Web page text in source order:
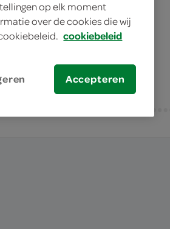
op elk moment
over de cookies die wij
cookiebeleid
Accepteren